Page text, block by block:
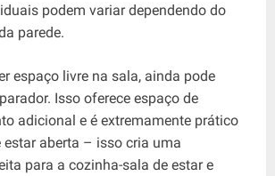
podem variar dependendo do
parede.
espaço livre na sala, ainda pode
Isso oferece espaço de
adicional e é extremamente prático
estar aberta – isso cria uma
para a cozinha-sala de estar e